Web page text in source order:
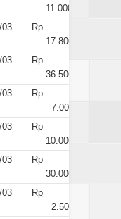
11.000
03
Rp
17.800
03
Rp
36.500
03
Rp
7.000
03
Rp
10.000
03
Rp
30.000
03
Rp
2.500